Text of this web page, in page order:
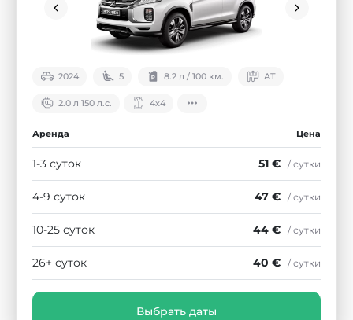
2024 5 8.2 л / 100 км. АТ
2.0 л 150 л.с. 4х4
Аренда Цена
1-3 суток 51 € / сутки
4-9 суток 47 € / сутки
10-25 суток 44 € / сутки
26+ суток 40 € / сутки
Выбрать даты